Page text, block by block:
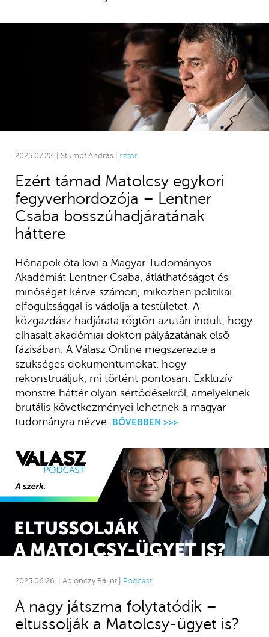
2025.07.22. | Stumpf András | sztori
Ezért támad Matolcsy egykori
fegyverhordozója – Lentner
Csaba bosszúhadjáratának
háttere
Hónapok óta lövi a Magyar Tudományos
Akadémiát Lentner Csaba, átláthatóságot és
minőséget kérve számon, miközben politikai
elfogultsággal is vádolja a testületet. A
közgazdász hadjárata rögtön azután indult, hogy
elhasalt akadémiai doktori pályázatának első
fázisában. A Válasz Online megszerezte a
szükséges dokumentumokat, hogy
rekonstruáljuk, mi történt pontosan. Exkluzív
monstre háttér olyan sértődésekről, amelyeknek
brutális következményei lehetnek a magyar
tudományra nézve. BŐVEBBEN >>>
2025.06.26. | Ablonczy Bálint | Podcast
A nagy játszma folytatódik –
eltussolják a Matolcsy-ügyet is?